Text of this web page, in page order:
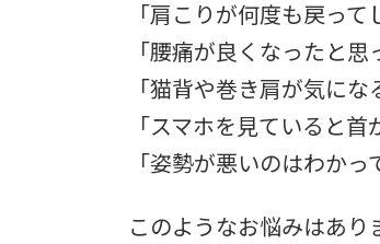
「肩こりが何度も戻って
「腰痛が良くなったと思
「猫背や巻き肩が気にな
「スマホを見ていると首
「姿勢が悪いのはわか
このようなお悩みはあり